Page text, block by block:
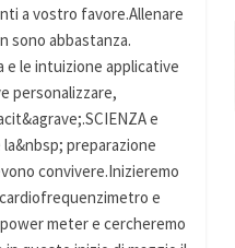
a vostro favore.Allenare
sono abbastanza.
e le intuizione applicative
personalizzare,
e
preparazione
convivere.Inizieremo
e
meter e cercheremo